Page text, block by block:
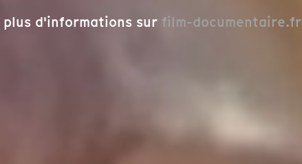
d'informations sur film-documentaire.fr